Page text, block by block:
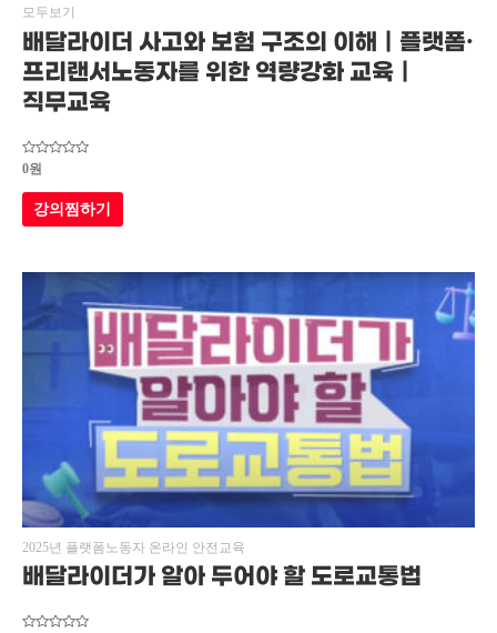
모두보기
배달라이더 사고와 보험 구조의 이해｜플랫폼·
프리랜서노동자를 위한 역량강화 교육｜
직무교육
5
중에서
0
로
평가됨
0원
강의찜하기
2025년 플랫폼노동자 온라인 안전교육
배달라이더가 알아 두어야 할 도로교통법